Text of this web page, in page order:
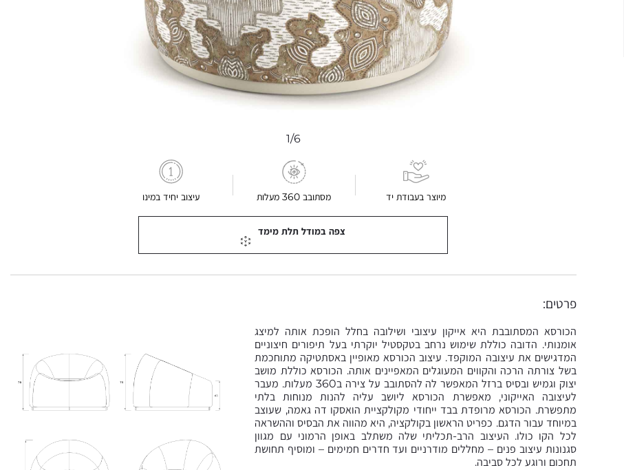
1/6
מיוצר בעבודת יד מסתובב 360 מעלות עיצוב יחיד במינו
צפה במודל תלת מימד
פרטים:
הכורסא המסתובבת היא אייקון עיצובי ושילובה בחלל הופכת אותה למיצג
אומנותי. הדובה כוללת שימוש נרחב בטקסטיל יוקרתי בעל תיפורים חיצוניים
המדגישים את עיצובה המוקפד. עיצוב הכורסא מאופיין באסתטיקה מתוחכמת
בשל צורתה הרכה והקווים המעוגלים המאפיינים אותה. הכורסא כוללת מושב
יצוק וגמיש ובסיס ברזל המאפשר לה להסתובב על צירה ב360 מעלות. מעבר
לעיצובה האייקוני, מאפשרת הכורסא ליושב עליה להנות מנוחות בלתי
מתפשרת. הכורסא מרופדת בבד ייחודי מקולקציית הואסקו דה גאמה, שעוצב
במיוחד עבור הדגם. כפריט הראשון בקולקציה, היא מהווה את הבסיס וההשראה
לכל הקו כולו. העיצוב הרב-תכליתי שלה משתלב באופן הרמוני עם מגוון
סגנונות עיצוב פנים – מחללים מודרניים ועד חדרים חמימים – ומוסיף תחושת
תחכום ורוגע לכל סביבה.